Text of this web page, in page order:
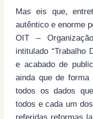
Mas eis que,
autêntico e enorme
OIT –
intitulado “Trabalho
e acabado de
ainda que de forma
todos os dados
todos e cada um